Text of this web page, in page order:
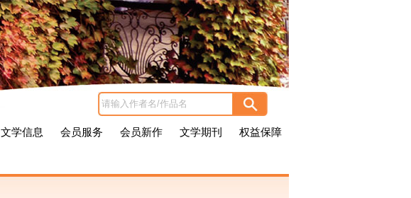
文学信息 会员服务 会员新作 文学期刊 权益保障